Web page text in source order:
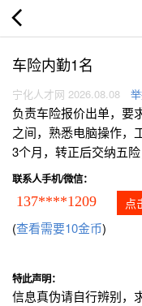
车险内勤1名
宁化人才网 2026.08.08
负责车险报价出单，要
之间，熟悉电脑操作，
3个月，转正后交纳五险
联系人手机/微信：
137****1209 点
(查看需要10金币)
特此声明：
信息真伪请自行辨别，